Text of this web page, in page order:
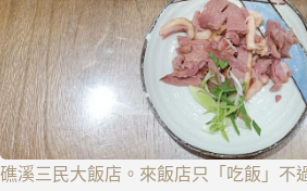
礁溪三民大飯店。來飯店只「吃飯」不